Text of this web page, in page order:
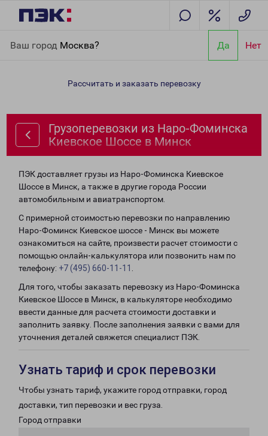
Ваш город Москва? Да Нет
Киевское Шоссе в Минск
Рассчитать и заказать перевозку
Грузоперевозки из Наро-Фоминска
Киевское Шоссе в Минск
ПЭК доставляет грузы из Наро-Фоминска Киевское
Шоссе в Минск, а также в другие города России
автомобильным и авиатранспортом.
С примерной стоимостью перевозки по направлению
Наро-Фоминск Киевское шоссе - Минск вы можете
ознакомиться на сайте, произвести расчет стоимости с
помощью онлайн-калькулятора или позвонить нам по
телефону: +7 (495) 660-11-11
Для того, чтобы заказать перевозку из Наро-Фоминска
Киевское Шоссе в Минск, в калькуляторе необходимо
ввести данные для расчета стоимости доставки и
заполнить заявку. После заполнения заявки с вами для
уточнения деталей свяжется специалист ПЭК.
Узнать тариф и срок перевозки
Чтобы узнать тариф, укажите город отправки, город
доставки, тип перевозки и вес груза.
Город отправки